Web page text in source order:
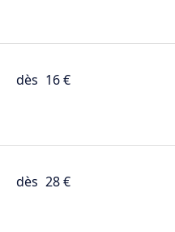
dès 16 €
dès 28 €